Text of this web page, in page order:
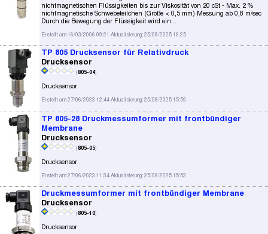
nichtmagnetischen Flüssigkeiten bis zur Viskosität von 20 cSt - Max. 2 %
nichtmagnetische Schwebeteilchen (Größe < 0,5 mm) Messung ab 0,8 m/sec
Durch die Bewegung der Flüssigkeit wird ein...
Erstellt am 16/03/2006 09:21 Aktualisierung: 25/08/2025 16:25
TP 805 Drucksensor für Relativdruck
Drucksensor
(805-04)
Drucksensor
Erstellt am 27/06/2023 12:44 Aktualisierung: 25/08/2025 15:59
TP 805-28 Druckmessumformer mit frontbündiger
Membrane
Drucksensor
(805-05)
Drucksensor
Erstellt am 27/06/2023 11:34 Aktualisierung: 25/08/2025 15:53
Druckmessumformer mit frontbündiger Membrane
Drucksensor
(805-10)
Drucksensor